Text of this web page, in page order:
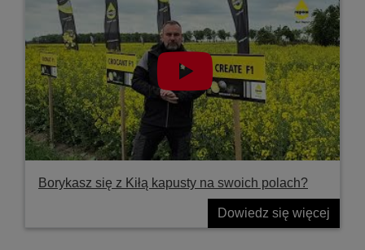
Borykasz się z Kiłą kapusty na swoich polach?
Dowiedz się więcej